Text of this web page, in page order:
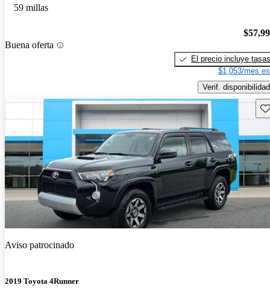
59 millas
Buena oferta
El precio incluye tasas
$1,053/mes
Verif. disponibilidad
Aviso patrocinado
2019 Toyota 4Runner